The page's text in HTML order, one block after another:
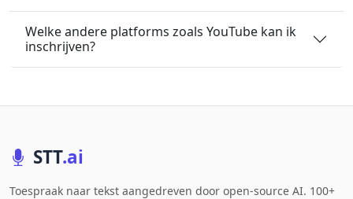
Welke andere platforms zoals YouTube kan ik
inschrijven?
STT.ai
Toespraak naar tekst aangedreven door open-source AI. 100+